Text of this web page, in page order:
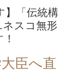
】「伝統構
ネスコ無形
臣へ直